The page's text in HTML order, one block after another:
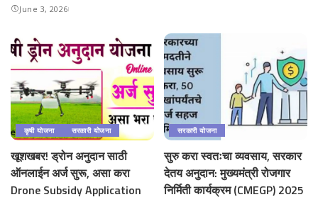
June 3, 2026
कृषी योजना सरकारी योजना
खूशखबर! ड्रोन अनुदान साठी
ऑनलाईन अर्ज सुरू, असा करा
Drone Subsidy Application
सरकारी योजना
सुरु करा स्वतःचा व्यवसाय, सरकार
देतय अनुदान: मुख्यमंत्री रोजगार
निर्मिती कार्यक्रम (CMEGP) 2025